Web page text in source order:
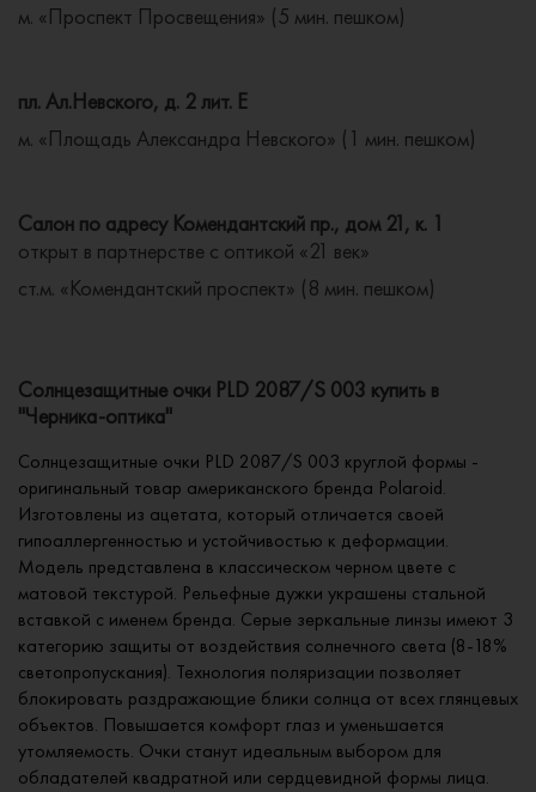
м. «Проспект Просвещения» (5 мин. пешком)
пл. Ал.Невского, д. 2 лит. Е
м. «Площадь Александра Невского» (1 мин. пешком)
Салон по адресу Комендантский пр., дом 21, к. 1
открыт в партнерстве с оптикой «21 век»
ст.м. «Комендантский проспект» (8 мин. пешком)
Солнцезащитные очки PLD 2087/S 003 купить в
"Черника-оптика"
Солнцезащитные очки PLD 2087/S 003 круглой формы -
оригинальный товар американского бренда Polaroid.
Изготовлены из ацетата, который отличается своей
гипоаллергенностью и устойчивостью к деформации.
Модель представлена в классическом черном цвете с
матовой текстурой. Рельефные дужки украшены стальной
вставкой с именем бренда. Серые зеркальные линзы имеют 3
категорию защиты от воздействия солнечного света (8-18%
светопропускания). Технология поляризации позволяет
блокировать раздражающие блики солнца от всех глянцевых
объектов. Повышается комфорт глаз и уменьшается
утомляемость. Очки станут идеальным выбором для
обладателей квадратной или сердцевидной формы лица.